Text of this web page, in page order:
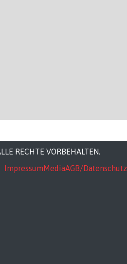
RECHTE VORBEHALTEN.
ImpressumMediaAGB/Datenschutz